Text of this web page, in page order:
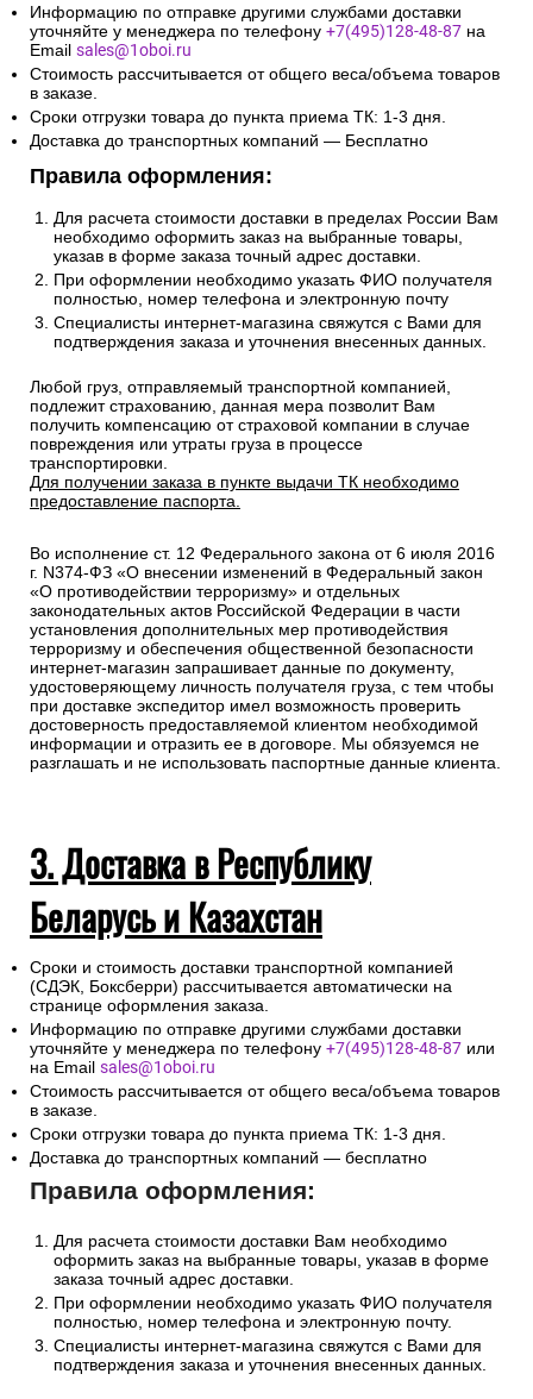
Информацию по отправке другими службами доставки
уточняйте у менеджера по телефону +7(495)128-48-87 на
Email sales@1oboi.ru
Стоимость рассчитывается от общего веса/объема товаров
в заказе.
Сроки отгрузки товара до пункта приема ТК: 1-3 дня.
Доставка до транспортных компаний — Бесплатно
Правила оформления:
Для расчета стоимости доставки в пределах России Вам
необходимо оформить заказ на выбранные товары,
указав в форме заказа точный адрес доставки.
При оформлении необходимо указать ФИО получателя
полностью, номер телефона и электронную почту
Специалисты интернет-магазина свяжутся с Вами для
подтверждения заказа и уточнения внесенных данных.
Любой груз, отправляемый транспортной компанией,
подлежит страхованию, данная мера позволит Вам
получить компенсацию от страховой компании в случае
повреждения или утраты груза в процессе
транспортировки.
Для получении заказа в пункте выдачи ТК необходимо
предоставление паспорта.
Во исполнение ст. 12 Федерального закона от 6 июля 2016
г. N374-ФЗ «О внесении изменений в Федеральный закон
«О противодействии терроризму» и отдельных
законодательных актов Российской Федерации в части
установления дополнительных мер противодействия
терроризму и обеспечения общественной безопасности
интернет-магазин запрашивает данные по документу,
удостоверяющему личность получателя груза, с тем чтобы
при доставке экспедитор имел возможность проверить
достоверность предоставляемой клиентом необходимой
информации и отразить ее в договоре. Мы обязуемся не
разглашать и не использовать паспортные данные клиента.
3. Доставка в Республику
Беларусь и Казахстан
Сроки и стоимость доставки транспортной компанией
(СДЭК, Боксберри) рассчитывается автоматически на
странице оформления заказа.
Информацию по отправке другими службами доставки
уточняйте у менеджера по телефону +7(495)128-48-87 или
на Email sales@1oboi.ru
Стоимость рассчитывается от общего веса/объема товаров
в заказе.
Сроки отгрузки товара до пункта приема ТК: 1-3 дня.
Доставка до транспортных компаний — бесплатно
Правила оформления:
Для расчета стоимости доставки Вам необходимо
оформить заказ на выбранные товары, указав в форме
заказа точный адрес доставки.
При оформлении необходимо указать ФИО получателя
полностью, номер телефона и электронную почту.
Специалисты интернет-магазина свяжутся с Вами для
подтверждения заказа и уточнения внесенных данных.